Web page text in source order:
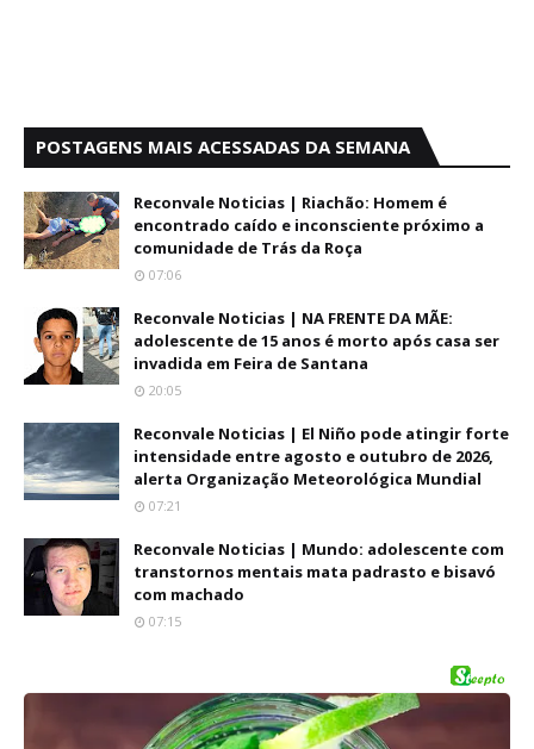
POSTAGENS MAIS ACESSADAS DA SEMANA
Reconvale Noticias | Riachão: Homem é
encontrado caído e inconsciente próximo a
comunidade de Trás da Roça
07:06
Reconvale Noticias | NA FRENTE DA MÃE:
adolescente de 15 anos é morto após casa ser
invadida em Feira de Santana
20:05
Reconvale Noticias | El Niño pode atingir forte
intensidade entre agosto e outubro de 2026,
alerta Organização Meteorológica Mundial
07:21
Reconvale Noticias | Mundo: adolescente com
transtornos mentais mata padrasto e bisavó
com machado
07:15